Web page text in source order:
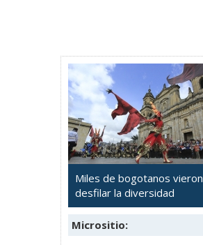
Miles de bogotanos vieron
desfilar la diversidad
Micrositio: